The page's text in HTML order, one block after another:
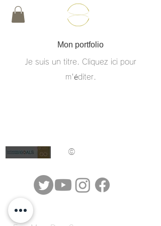
Mon portfolio
Je suis un titre. ​Cliquez ici pour
m'éditer.
©